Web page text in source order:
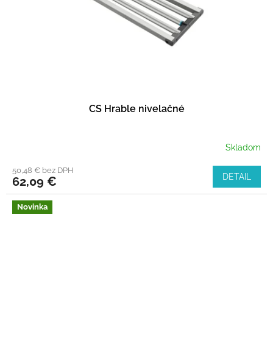
CS Hrable nivelačné
Skladom
50,48 € bez DPH
62,09 € DETAIL
Novinka